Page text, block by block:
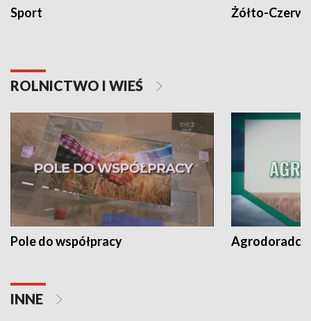
Sport Żółto-
ROLNICTWO I WIEŚ
Pole do współpracy Agrodoradcy
INNE